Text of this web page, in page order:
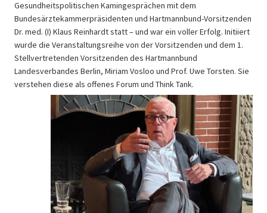
Gesundheitspolitischen Kamingesprächen mit dem
Bundesärztekammerpräsidenten und Hartmannbund-Vorsitzenden
Dr. med. (I) Klaus Reinhardt statt – und war ein voller Erfolg. Initiiert
wurde die Veranstaltungsreihe von der Vorsitzenden und dem 1.
Stellvertretenden Vorsitzenden des Hartmannbund
Landesverbandes Berlin, Miriam Vosloo und Prof. Uwe Torsten. Sie
verstehen diese als offenes Forum und Think Tank.